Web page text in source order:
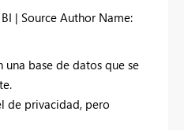
| Source Author Name:
base de datos que se
de privacidad, pero